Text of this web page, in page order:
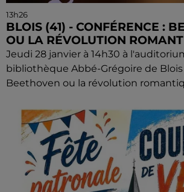
13h26
BLOIS (41) - CONFÉRENCE :
OU LA RÉVOLUTION
Jeudi 28 janvier à 14h30 à
bibliothèque Abbé-Grégoire de Blois
Beethoven ou la révolution